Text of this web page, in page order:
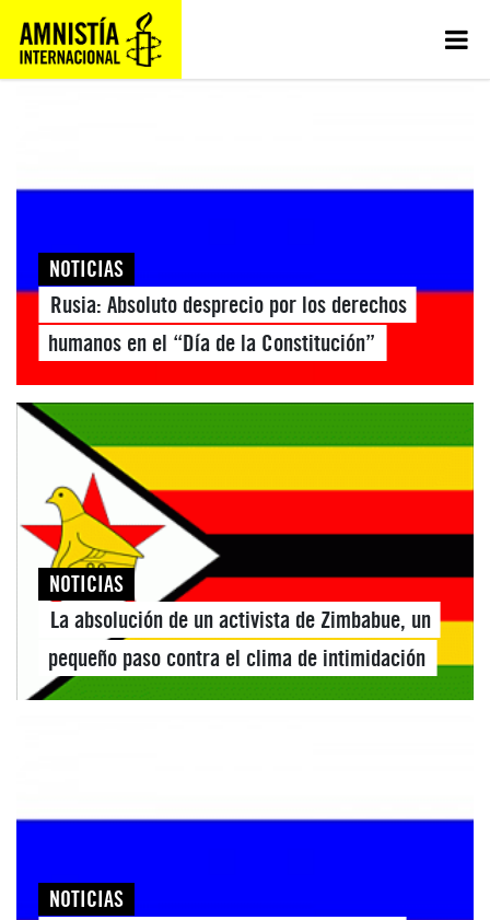
NOTICIAS
Rusia: Absoluto desprecio por los derechos
humanos en el “Día de la Constitución”
NOTICIAS
La absolución de un activista de Zimbabue, un
pequeño paso contra el clima de intimidación
NOTICIAS